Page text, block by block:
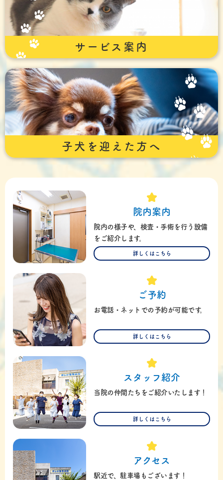
サービス案内
子犬を迎えた方へ
院内案内
院内の様子や、検査・手術を行う設備
をご紹介します。
詳しくはこちら
ご予約
お電話・ネットでの予約が可能です。
詳しくはこちら
スタッフ紹介
当院の仲間たちをご紹介いたします！
詳しくはこちら
アクセス
駅近で、駐車場もございます！